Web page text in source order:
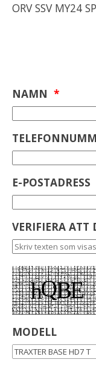
ORV SSV MY24
NAMN *
E-POSTADRESS
VERIFIERA ATT
MODELL